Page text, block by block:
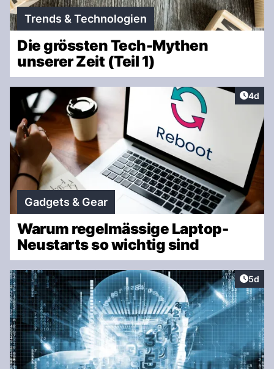
Trends & Technologien
Die grössten Tech-Mythen
unserer Zeit (Teil 1)
4d
Gadgets & Gear
Warum regelmässige Laptop-
Neustarts so wichtig sind
5d